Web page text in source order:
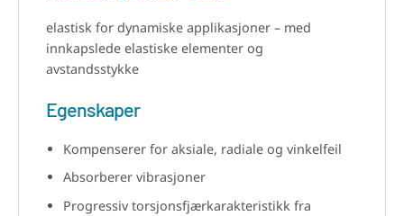
elastisk for dynamiske applikasjoner – med
innkapslede elastiske elementer og
avstandsstykke
Egenskaper
Kompenserer for aksiale, radiale og vinkelfeil
Absorberer vibrasjoner
Progressiv torsjonsfjærkarakteristikk fra